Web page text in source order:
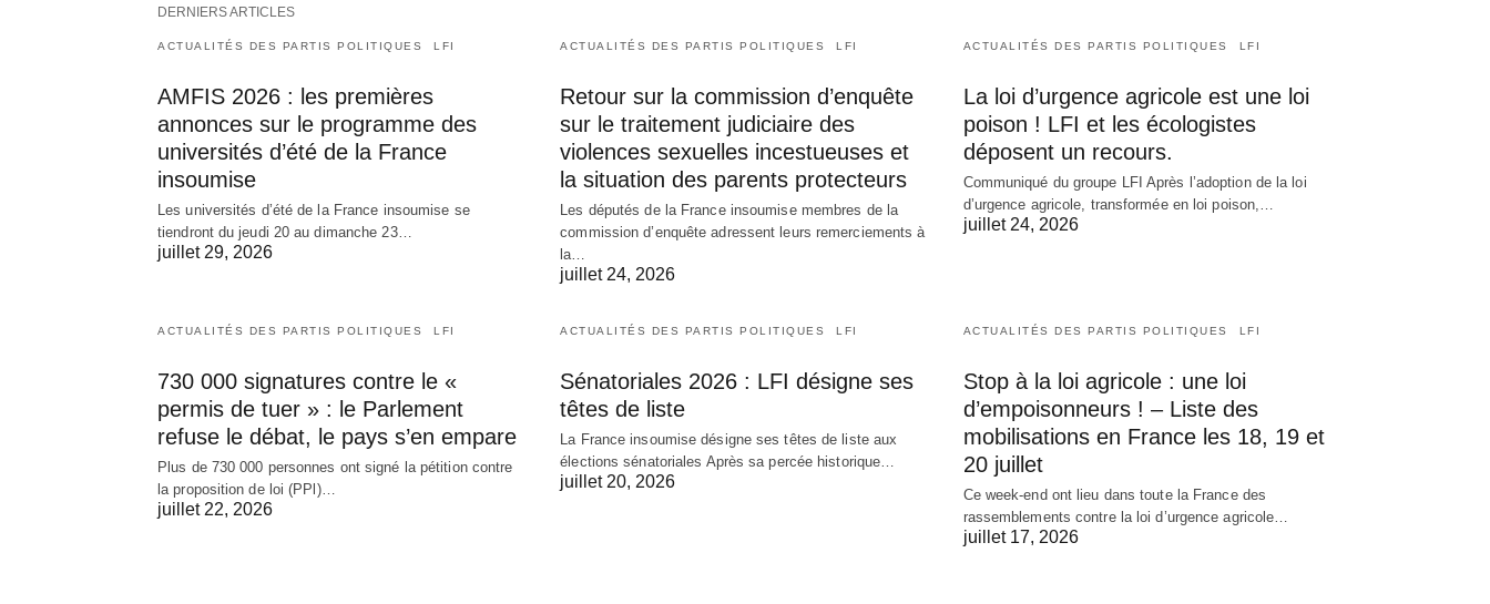
DERNIERS ARTICLES
ACTUALITÉS DES PARTIS POLITIQUES LFI
AMFIS 2026 : les premières
annonces sur le programme des
universités d’été de la France
insoumise
Les universités d’été de la France insoumise se
tiendront du jeudi 20 au dimanche 23…
juillet 29, 2026
ACTUALITÉS DES PARTIS POLITIQUES LFI
Retour sur la commission d’enquête
sur le traitement judiciaire des
violences sexuelles incestueuses et
la situation des parents protecteurs
Les députés de la France insoumise membres de la
commission d’enquête adressent leurs remerciements à
la…
juillet 24, 2026
ACTUALITÉS DES PARTIS POLITIQUES LFI
La loi d’urgence agricole est une loi
poison ! LFI et les écologistes
déposent un recours.
Communiqué du groupe LFI Après l’adoption de la loi
d’urgence agricole, transformée en loi poison,…
juillet 24, 2026
ACTUALITÉS DES PARTIS POLITIQUES LFI
730 000 signatures contre le «
permis de tuer » : le Parlement
refuse le débat, le pays s’en empare
Plus de 730 000 personnes ont signé la pétition contre
la proposition de loi (PPl)…
juillet 22, 2026
ACTUALITÉS DES PARTIS POLITIQUES LFI
Sénatoriales 2026 : LFI désigne ses
têtes de liste
La France insoumise désigne ses têtes de liste aux
élections sénatoriales Après sa percée historique…
juillet 20, 2026
ACTUALITÉS DES PARTIS POLITIQUES LFI
Stop à la loi agricole : une loi
d’empoisonneurs ! – Liste des
mobilisations en France les 18, 19 et
20 juillet
Ce week-end ont lieu dans toute la France des
rassemblements contre la loi d’urgence agricole…
juillet 17, 2026